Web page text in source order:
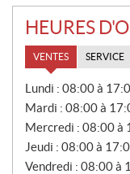
HEURES
VENTES SERVICE
V
N
T
S
Lundi : 08:00 à
Mardi : 08:00 à
Mercredi : 08:00 à
Jeudi : 08:00 à
Vendredi : 08:00 à